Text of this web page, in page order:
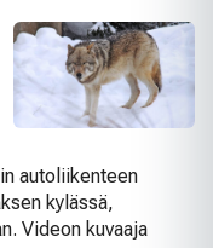
autoliikenteen
kylässä,
Videon kuvaaja